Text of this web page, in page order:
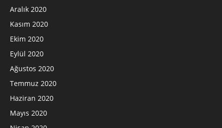
Aralık 2020
Kasım 2020
Ekim 2020
Eylül 2020
Ağustos 2020
Temmuz 2020
Haziran 2020
Mayıs 2020